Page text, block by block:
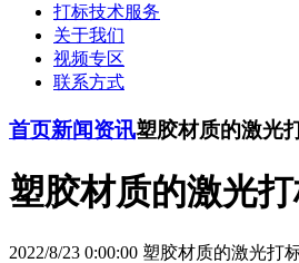
打标技术服务
关于我们
视频专区
联系方式
首页新闻资讯塑胶材质的激光
塑胶材质的激光
2022/8/23 0:00:00 塑胶材质的激光打